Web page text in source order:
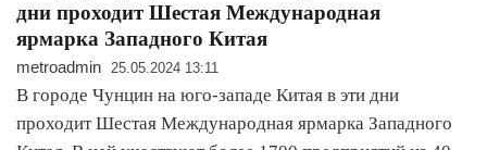
дни проходит Шестая Международная
ярмарка Западного Китая
metroadmin 25.05.2024 13:11
В городе Чунцин на юго-западе Китая в эти дни
проходит Шестая Международная ярмарка Западного